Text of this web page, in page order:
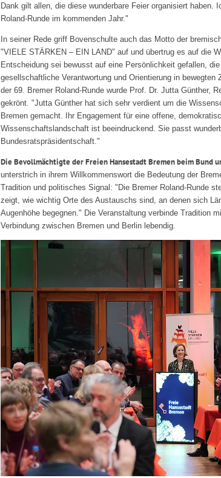
Dank gilt allen, die diese wunderbare Feier organisiert haben.
Roland-Runde im kommenden Jahr."
In seiner Rede griff Bovenschulte auch das Motto der
"VIELE STÄRKEN – EIN LAND" auf und übertrug es auf die
Entscheidung sei bewusst auf eine Persönlichkeit gefallen,
gesellschaftliche Verantwortung und Orientierung in bewegten
der 69. Bremer Roland-Runde wurde Prof. Dr. Jutta Günther,
gekrönt. "Jutta Günther hat sich sehr verdient um die
Bremen gemacht. Ihr Engagement für eine offene,
Wissenschaftslandschaft ist beeindruckend. Sie passt
Bundesratspräsidentschaft."
Die Bevollmächtigte der Freien Hansestadt Bremen beim Bund
unterstrich in ihrem Willkommenswort die Bedeutung der
Tradition und politisches Signal: "Die Bremer Roland-Runde
zeigt, wie wichtig Orte des Austauschs sind, an denen sich
Augenhöhe begegnen." Die Veranstaltung verbinde Tradition
Verbindung zwischen Bremen und Berlin lebendig.